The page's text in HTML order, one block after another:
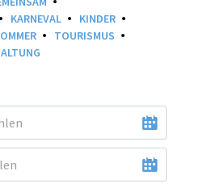
KARNEVAL
KINDER
TOURISMUS